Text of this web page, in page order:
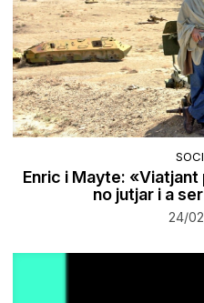
Enric i Mayte:
no jutjar i a
24/